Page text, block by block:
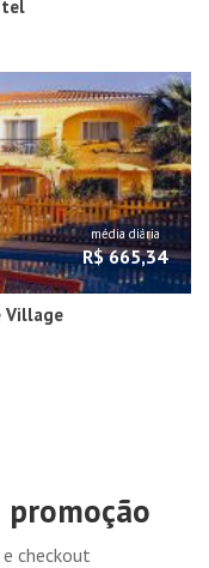
média diária
R$ 665,34
Village
checkout